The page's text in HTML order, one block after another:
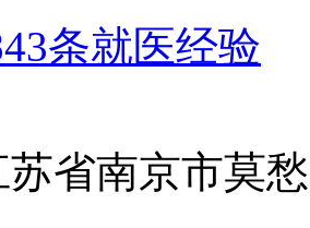
条就医经验
苏省南京市莫